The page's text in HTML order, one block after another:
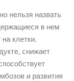
нельзя назвать
в нем
клетки.
снижает
и развития